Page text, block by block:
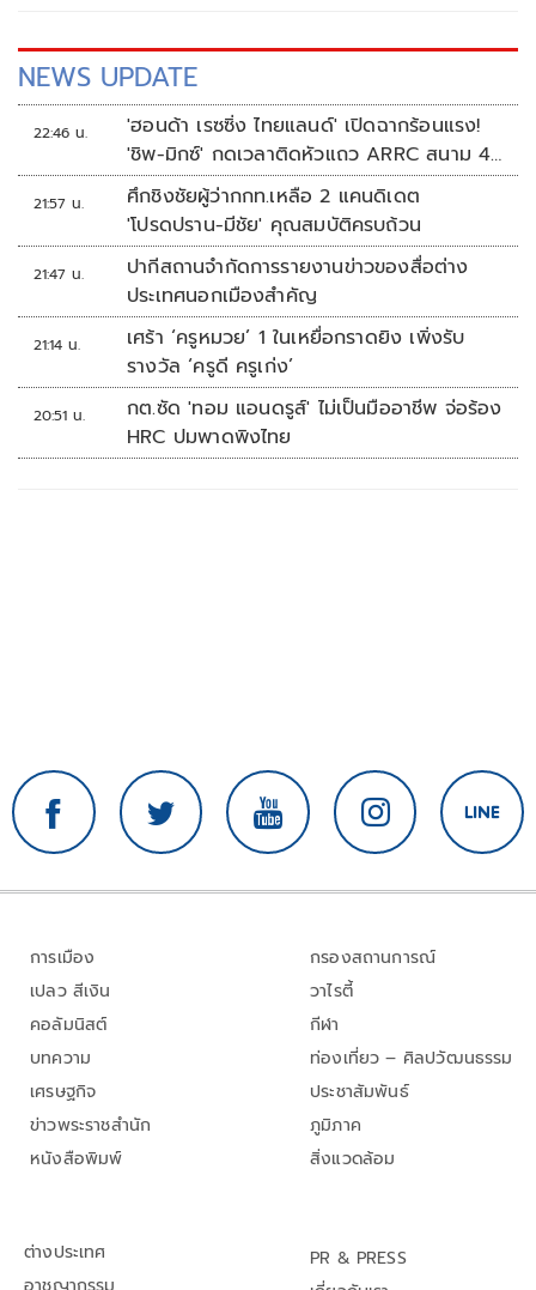
NEWS UPDATE
22:46 น.
'ฮอนด้า เรซซิ่ง ไทยแลนด์' เปิดฉากร้อนแรง!
'ชิพ-มิกซ์' กดเวลาติดหัวแถว ARRC สนาม 4
ที่มัลดาลิกา
21:57 น.
ศึกชิงชัยผู้ว่ากกท.เหลือ 2 แคนดิเดต
'โปรดปราน-มีชัย' คุณสมบัติครบถ้วน
21:47 น.
ปากีสถานจำกัดการรายงานข่าวของสื่อต่าง
ประเทศนอกเมืองสำคัญ
21:14 น.
เศร้า ‘ครูหมวย’ 1 ในเหยื่อกราดยิง เพิ่งรับ
รางวัล ‘ครูดี ครูเก่ง’
20:51 น.
กต.ซัด 'ทอม แอนดรูส์' ไม่เป็นมืออาชีพ จ่อร้อง
HRC ปมพาดพิงไทย
การเมือง
เปลว สีเงิน
คอลัมนิสต์
บทความ
เศรษฐกิจ
ข่าวพระราชสำนัก
หนังสือพิมพ์
กรองสถานการณ์
วาไรตี้
กีฬา
ท่องเที่ยว – ศิลปวัฒนธรรม
ประชาสัมพันธ์
ภูมิภาค
สิ่งแวดล้อม
ต่างประเทศ
PR & PRESS